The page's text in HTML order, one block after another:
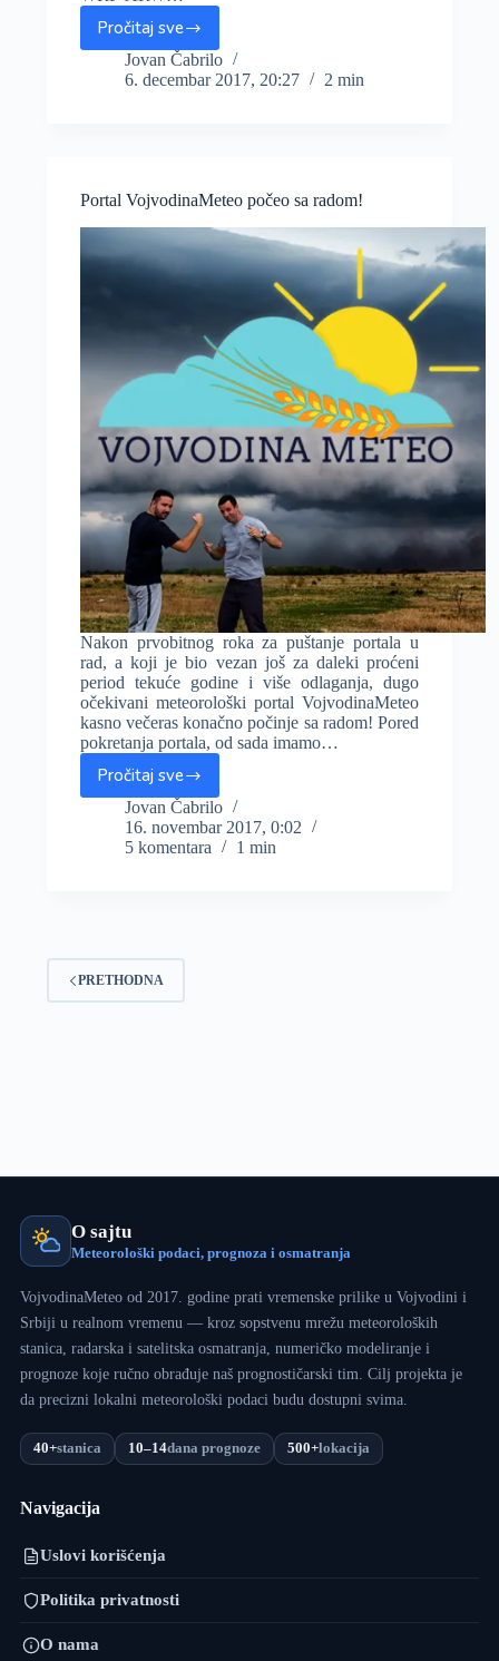
Pročitaj sve
U
funkciji
grafički
svako
može
biti
lični
prognostičar
Jovan Čabrilo
6. decembar 2017, 20:27
2 min
Portal VojvodinaMeteo počeo sa radom!
Nakon prvobitnog roka za puštanje portala u
rad, a koji je bio vezan još za daleki proćeni
period tekuće godine i više odlaganja, dugo
očekivani meteorološki portal VojvodinaMeteo
kasno večeras konačno počinje sa radom! Pored
pokretanja portala, od sada imamo…
Pročitaj sve
Portal
VojvodinaMeteo
počeo
sa
Jovan Čabrilo
16. novembar 2017, 0:02
5 komentara
1 min
PRETHODNA
O sajtu
Meteorološki podaci, prognoza i osmatranja
VojvodinaMeteo od 2017. godine prati vremenske prilike u Vojvodini i
Srbiji u realnom vremenu — kroz sopstvenu mrežu meteoroloških
stanica, radarska i satelitska osmatranja, numeričko modeliranje i
prognoze koje ručno obrađuje naš prognostičarski tim. Cilj projekta je
da precizni lokalni meteorološki podaci budu dostupni svima.
40+stanica 10–14dana prognoze 500+lokacija
Navigacija
Uslovi korišćenja
Politika privatnosti
O nama